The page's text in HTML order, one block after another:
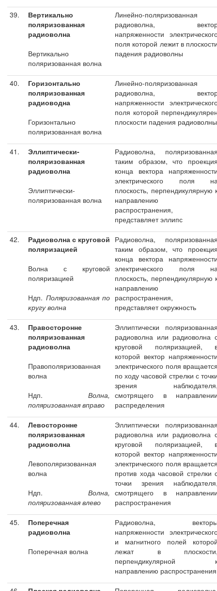
39.
Вертикально
поляризованная
радиоволна
Вертикально
поляризованная волна
Линейно-поляризованная
радиоволна,
напряженности
поля которой лежит в
падения радиоволны
40.
Горизонтально
поляризованная
радиоводна
Горизонтально
поляризованная волна
Линейно-поляризованная
радиоволна,
напряженности
поля которой
плоскости падения радиоволны
41.
Эллиптически-
поляризованная
радиоволна
Эллиптически-
поляризованная волна
Радиоволна,
таким образом, что
конца вектора
электрического поля
плоскость, перпендикулярную
направлению
распространения,
представляет эллипс
42.
Радиоволна с круговой
поляризацией
Волна с круговой
поляризацией
Ндп. Поляризованная по
кругу волна
Радиоволна,
таким образом, что
конца вектора
электрического поля
плоскость, перпендикулярную
направлению
распространения,
представляет окружность
43.
Правосторонне
поляризованная
радиоволна
Правополяризованная
волна
Ндп. Волна,
поляризованная вправо
Эллиптически
радиоволна или радиоволна
круговой поляризацией,
которой вектор
электрического поля
по ходу часовой стрелки с
зрения
смотрящего в
распределения
44.
Левосторонне
поляризованная
радиоволна
Левополяризованная
волна
Ндп. Волна,
поляризованная влево
Эллиптически
радиоволна или радиоволна
круговой поляризацией,
которой вектор
электрического поля
против хода часовой стрелки
точки зрения
смотрящего в
распространения
45.
Поперечная
радиоволна
Поперечная волна
Радиоволна,
напряженности
и магнитного полей
лежат в
перпендикулярной
направлению распространения